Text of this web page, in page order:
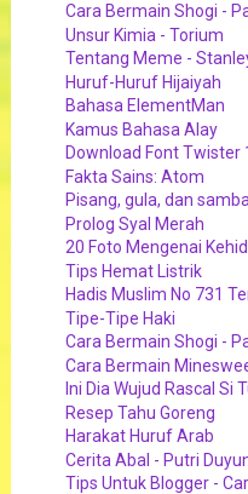
Cara Bermain Shogi -
Unsur Kimia - Torium
Tentang Meme -
Huruf-Huruf Hijaiyah
Bahasa ElementMan
Kamus Bahasa Alay
Download Font Twister
Fakta Sains: Atom
Pisang, gula, dan sambal
Prolog Syal Merah
20 Foto Mengenai
Tips Hemat Listrik
Hadis Muslim No 731
Tipe-Tipe Haki
Cara Bermain Shogi -
Cara Bermain
Ini Dia Wujud Rascal Si
Resep Tahu Goreng
Harakat Huruf Arab
Cerita Abal - Putri
Tips Untuk Blogger -